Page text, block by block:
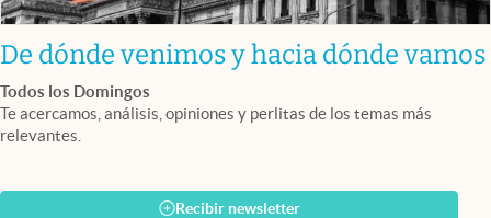
De dónde venimos y hacia dónde vamos
Todos los Domingos
Te acercamos, análisis, opiniones y perlitas de los temas más
relevantes.
Recibir newsletter